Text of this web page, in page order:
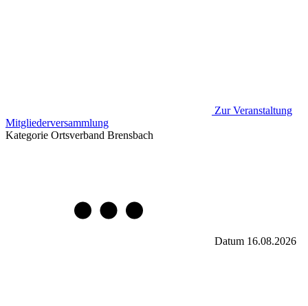
Zur Veranstaltung
Mitgliederversammlung
Kategorie Ortsverband Brensbach
Datum 16.08.2026